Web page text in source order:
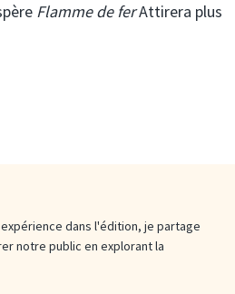
Flamme de ferAttirera plus
dans l'édition, je partage
notre public en explorant la